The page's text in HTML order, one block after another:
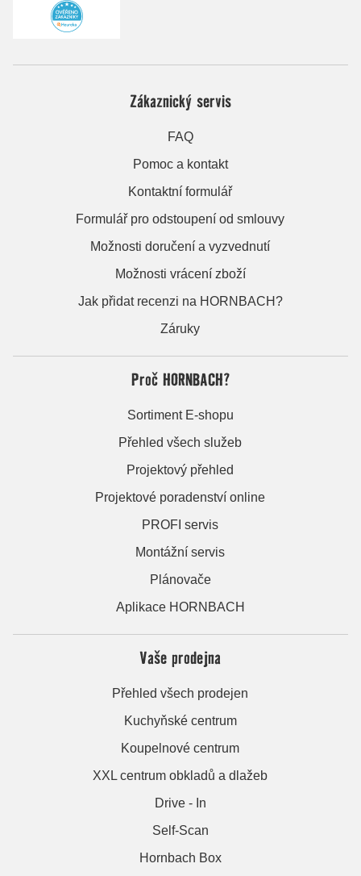
Zákaznický servis
FAQ
Pomoc a kontakt
Kontaktní formulář
Formulář pro odstoupení od smlouvy
Možnosti doručení a vyzvednutí
Možnosti vrácení zboží
Jak přidat recenzi na HORNBACH?
Záruky
Proč HORNBACH?
Sortiment E-shopu
Přehled všech služeb
Projektový přehled
Projektové poradenství online
PROFI servis
Montážní servis
Plánovače
Aplikace HORNBACH
Vaše prodejna
Přehled všech prodejen
Kuchyňské centrum
Koupelnové centrum
XXL centrum obkladů a dlažeb
Drive - In
Self-Scan
Hornbach Box